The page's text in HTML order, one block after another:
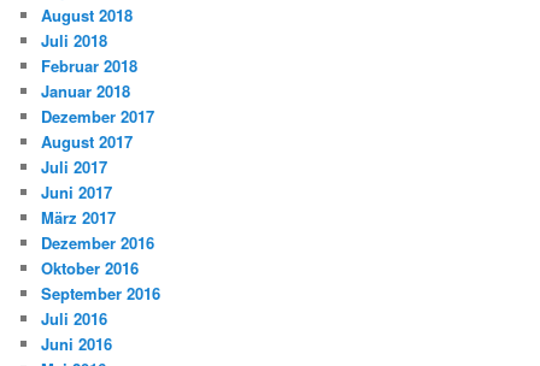
August 2018
Juli 2018
Februar 2018
Januar 2018
Dezember 2017
August 2017
Juli 2017
Juni 2017
März 2017
Dezember 2016
Oktober 2016
September 2016
Juli 2016
Juni 2016